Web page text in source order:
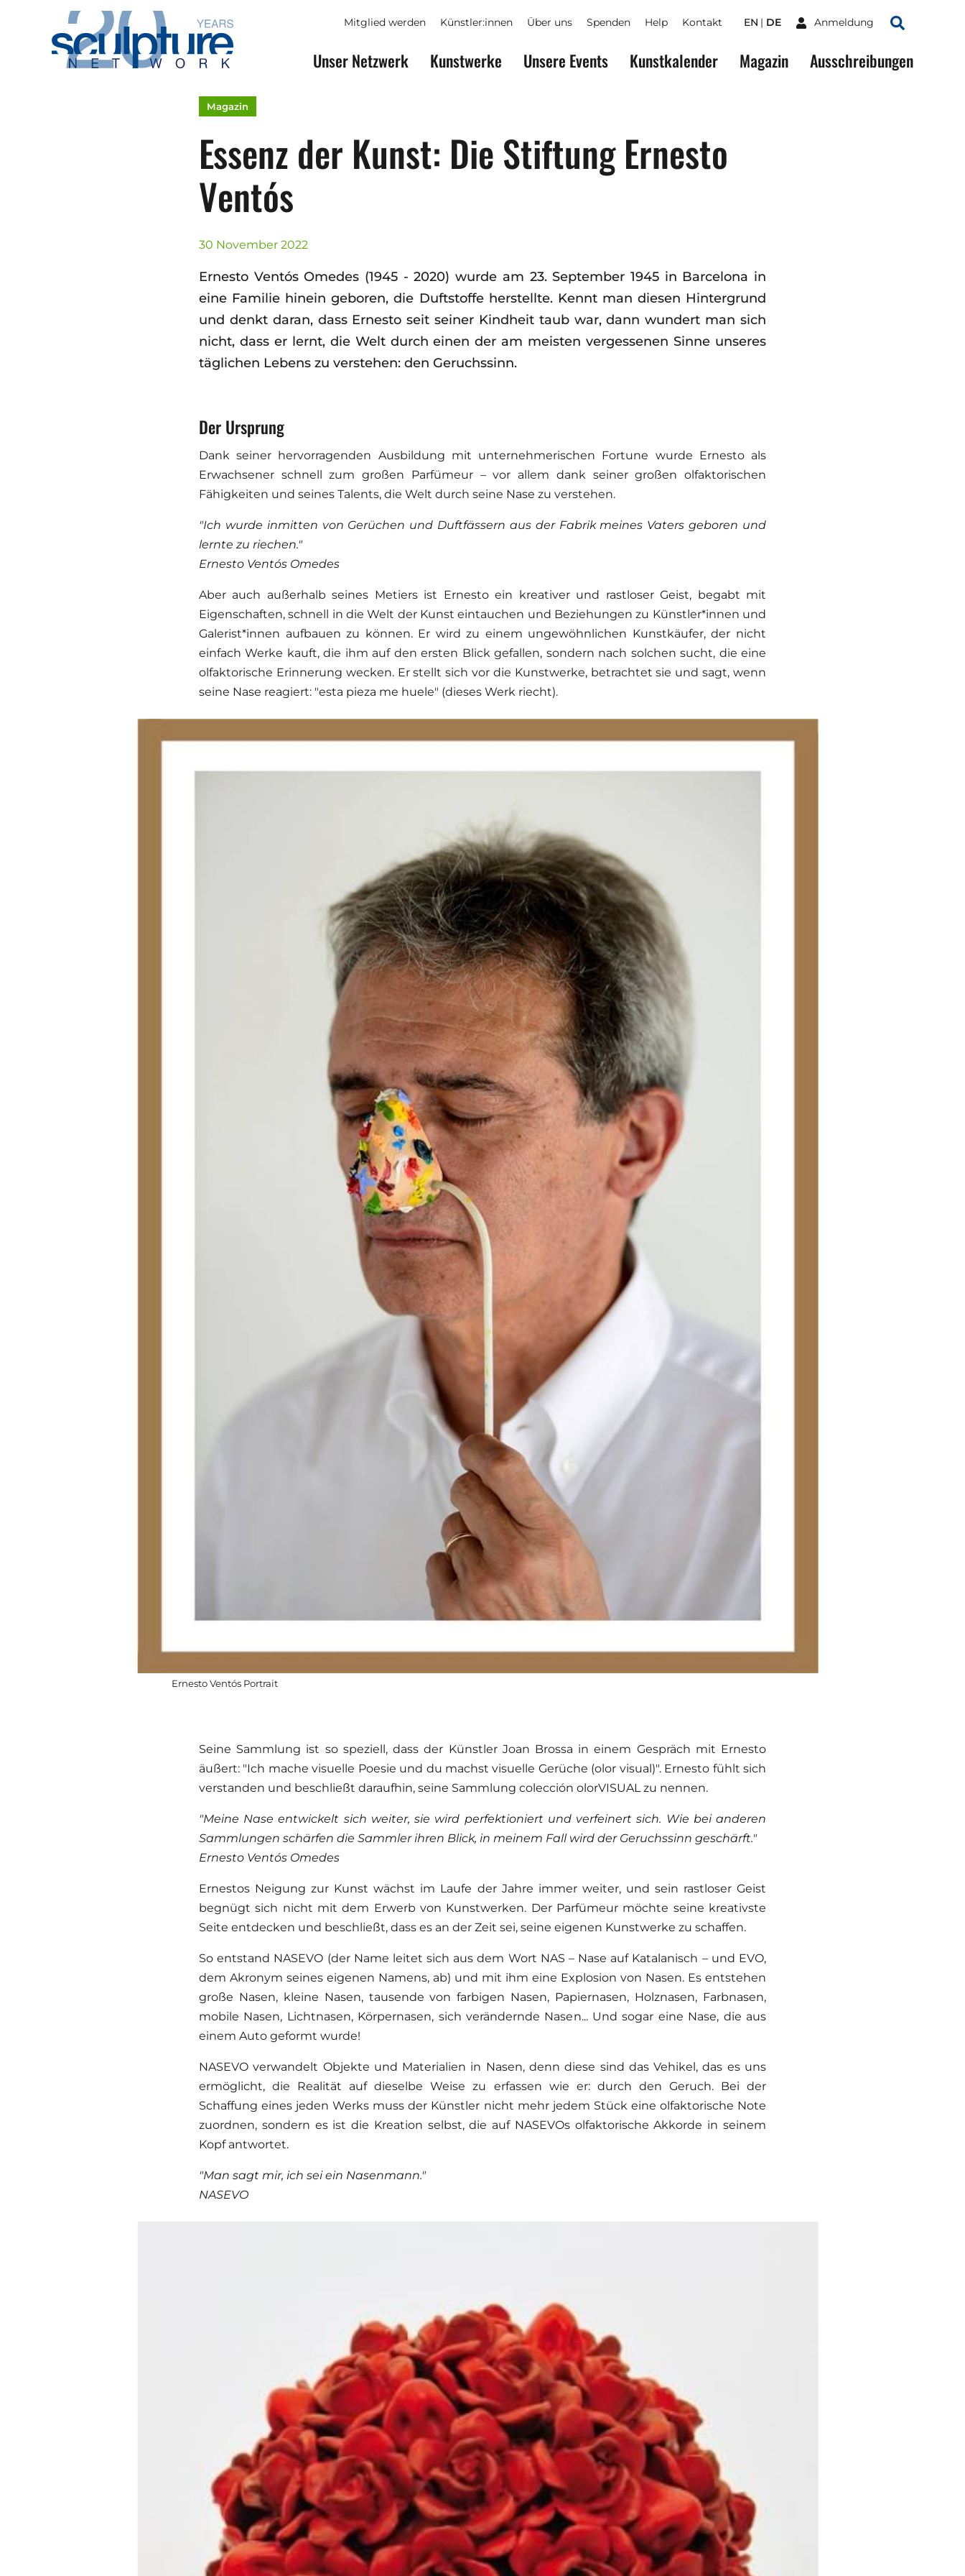
Skip to main content
Mitglied werden Künstler:innen Über uns Spenden Help Kontakt EN DE Anmeldung
Suchen
Unser Netzwerk Kunstwerke Unsere Events Kunstkalender Magazin Ausschreibungen
Magazin
Essenz der Kunst: Die Stiftung Ernesto
Ventós
30 November 2022
Ernesto Ventós Omedes (1945 - 2020) wurde am 23. September 1945 in Barcelona in
eine Familie hinein geboren, die Duftstoffe herstellte. Kennt man diesen Hintergrund
und denkt daran, dass Ernesto seit seiner Kindheit taub war, dann wundert man sich
nicht, dass er lernt, die Welt durch einen der am meisten vergessenen Sinne unseres
täglichen Lebens zu verstehen: den Geruchssinn.
Der Ursprung
Dank seiner hervorragenden Ausbildung mit unternehmerischen Fortune wurde Ernesto als
Erwachsener schnell zum großen Parfümeur – vor allem dank seiner großen olfaktorischen
Fähigkeiten und seines Talents, die Welt durch seine Nase zu verstehen.
"Ich wurde inmitten von Gerüchen und Duftfässern aus der Fabrik meines Vaters geboren und
lernte zu riechen."
Ernesto Ventós Omedes
Aber auch außerhalb seines Metiers ist Ernesto ein kreativer und rastloser Geist, begabt mit
Eigenschaften, schnell in die Welt der Kunst eintauchen und Beziehungen zu Künstler*innen und
Galerist*innen aufbauen zu können. Er wird zu einem ungewöhnlichen Kunstkäufer, der nicht
einfach Werke kauft, die ihm auf den ersten Blick gefallen, sondern nach solchen sucht, die eine
olfaktorische Erinnerung wecken. Er stellt sich vor die Kunstwerke, betrachtet sie und sagt, wenn
seine Nase reagiert: "esta pieza me huele" (dieses Werk riecht).
Ernesto Ventós Portrait
Seine Sammlung ist so speziell, dass der Künstler Joan Brossa in einem Gespräch mit Ernesto
äußert: "Ich mache visuelle Poesie und du machst visuelle Gerüche (olor visual)". Ernesto fühlt sich
verstanden und beschließt daraufhin, seine Sammlung colección olorVISUAL zu nennen.
"Meine Nase entwickelt sich weiter, sie wird perfektioniert und verfeinert sich. Wie bei anderen
Sammlungen schärfen die Sammler ihren Blick, in meinem Fall wird der Geruchssinn geschärft."
Ernesto Ventós Omedes
Ernestos Neigung zur Kunst wächst im Laufe der Jahre immer weiter, und sein rastloser Geist
begnügt sich nicht mit dem Erwerb von Kunstwerken. Der Parfümeur möchte seine kreativste
Seite entdecken und beschließt, dass es an der Zeit sei, seine eigenen Kunstwerke zu schaffen.
So entstand NASEVO (der Name leitet sich aus dem Wort NAS – Nase auf Katalanisch – und EVO,
dem Akronym seines eigenen Namens, ab) und mit ihm eine Explosion von Nasen. Es entstehen
große Nasen, kleine Nasen, tausende von farbigen Nasen, Papiernasen, Holznasen, Farbnasen,
mobile Nasen, Lichtnasen, Körpernasen, sich verändernde Nasen... Und sogar eine Nase, die aus
einem Auto geformt wurde!
NASEVO verwandelt Objekte und Materialien in Nasen, denn diese sind das Vehikel, das es uns
ermöglicht, die Realität auf dieselbe Weise zu erfassen wie er: durch den Geruch. Bei der
Schaffung eines jeden Werks muss der Künstler nicht mehr jedem Stück eine olfaktorische Note
zuordnen, sondern es ist die Kreation selbst, die auf NASEVOs olfaktorische Akkorde in seinem
Kopf antwortet.
"Man sagt mir, ich sei ein Nasenmann."
NASEVO